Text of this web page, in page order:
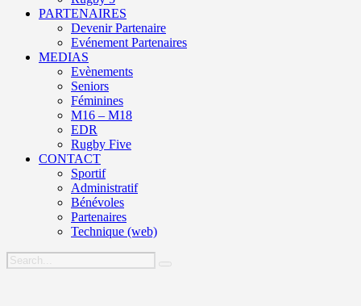
PARTENAIRES
Devenir Partenaire
Evénement Partenaires
MEDIAS
Evènements
Seniors
Féminines
M16 – M18
EDR
Rugby Five
CONTACT
Sportif
Administratif
Bénévoles
Partenaires
Technique (web)